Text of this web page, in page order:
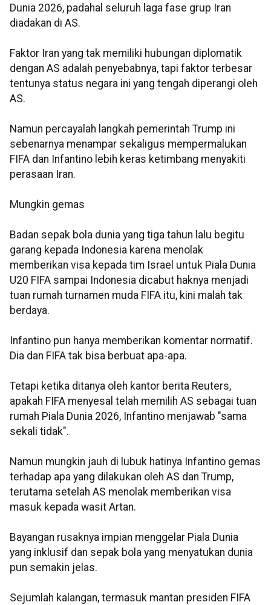
Dunia 2026, padahal seluruh laga fase grup Iran
diadakan di AS.
Faktor Iran yang tak memiliki hubungan diplomatik
dengan AS adalah penyebabnya, tapi faktor terbesar
tentunya status negara ini yang tengah diperangi oleh
AS.
Namun percayalah langkah pemerintah Trump ini
sebenarnya menampar sekaligus mempermalukan
FIFA dan Infantino lebih keras ketimbang menyakiti
perasaan Iran.
Mungkin gemas
Badan sepak bola dunia yang tiga tahun lalu begitu
garang kepada Indonesia karena menolak
memberikan visa kepada tim Israel untuk Piala Dunia
U20 FIFA sampai Indonesia dicabut haknya menjadi
tuan rumah turnamen muda FIFA itu, kini malah tak
berdaya.
Infantino pun hanya memberikan komentar normatif.
Dia dan FIFA tak bisa berbuat apa-apa.
Tetapi ketika ditanya oleh kantor berita Reuters,
apakah FIFA menyesal telah memilih AS sebagai tuan
rumah Piala Dunia 2026, Infantino menjawab "sama
sekali tidak".
Namun mungkin jauh di lubuk hatinya Infantino gemas
terhadap apa yang dilakukan oleh AS dan Trump,
terutama setelah AS menolak memberikan visa
masuk kepada wasit Artan.
Bayangan rusaknya impian menggelar Piala Dunia
yang inklusif dan sepak bola yang menyatukan dunia
pun semakin jelas.
Sejumlah kalangan, termasuk mantan presiden FIFA